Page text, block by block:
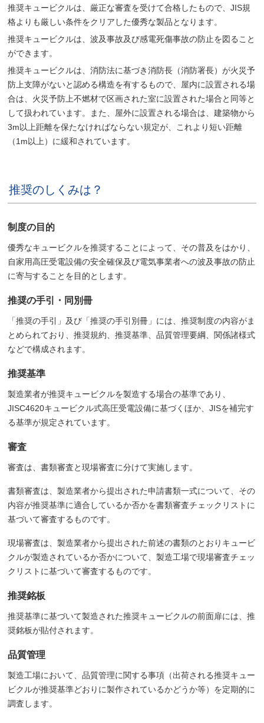
推奨キュービクルは、厳正な審査を受けて合格したもので、JIS規
格よりも厳しい条件をクリアした優秀な製品となります。
推奨キュービクルは、波及事故及び感電死傷事故の防止を図ること
ができます。
推奨キュービクルは、消防法に基づき消防長（消防署長）が火災予
防上支障がないと認める構造を有するもので、屋内に設置される場
合は、火災予防上不燃材で区画された室に設置された場合と同等と
して扱われています。また、屋外に設置される場合は、建築物から
3m以上距離を保たなければならない規定が、これより短い距離
（1m以上）に緩和されています。
推奨のしくみは？
制度の目的
優秀なキュービクルを推奨することによって、その普及をはかり、
自家用高圧受電設備の安全確保及び電気事業者への波及事故の防止
に寄与することを目的とします。
推奨の手引・同別冊
「推奨の手引」及び「推奨の手引別冊」には、推奨制度の内容がま
とめられており、推奨規約、推奨基準、品質管理要綱、関係諸様式
などで構成されます。
推奨基準
製造業者が推奨キュービクルを製造する場合の基準であり、
JISC4620キュービクル式高圧受電設備に基づくほか、JISを補完す
る基準が規定されています。
審査
審査は、書類審査と現場審査に分けて実施します。
書類審査は、製造業者から提出された申請書類一式について、その
内容が推奨基準に適合しているか否かを書類審査チェックリストに
基づいて審査するものです。
現場審査は、製造業者から提出された前述の書類のとおりキュービ
クルが製造されているか否かについて、製造工場で現場審査チェッ
クリストに基づいて審査するものです。
推奨銘板
推奨基準に基づいて製造された推奨キュービクルの前面扉には、推
奨銘板が貼付されます。
品質管理
製造工場において、品質管理に関する事項（出荷される推奨キュー
ビクルが推奨基準どおりに製作されているかどうか等）を定期的に
調査します。